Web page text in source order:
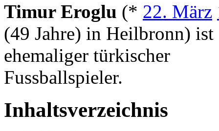
Timur Eroglu (* 22. März
(49 Jahre) in Heilbronn) ist
ehemaliger türkischer
Fussballspieler.
Inhaltsverzeichnis